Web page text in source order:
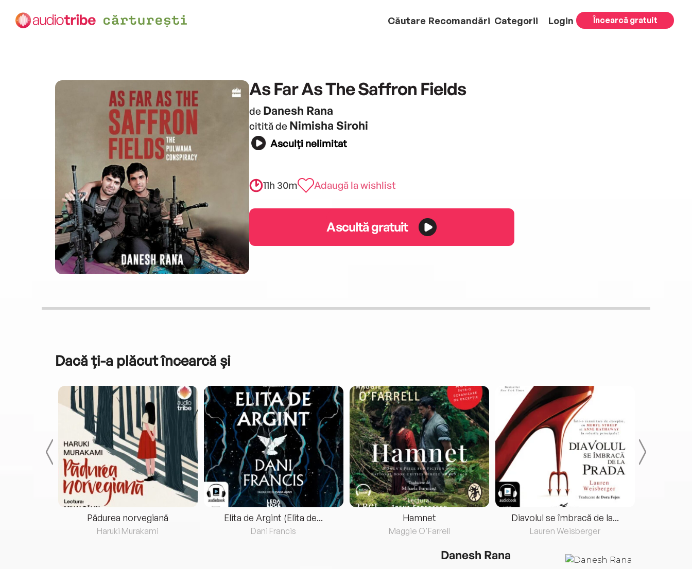
Căutare Recomandări Categorii Login Încearcă gratuit
As Far As The Saffron Fields
de Danesh Rana
citită de Nimisha Sirohi
Asculți nelimitat
11h 30m Adaugă la wishlist
Ascultă gratuit
Dacă ți-a plăcut încearcă și
Pădurea norvegiană
Haruki Murakami
Elita de Argint (Elita de...
Dani Francis
Hamnet
Maggie O'Farrell
Diavolul se îmbracă de la...
Lauren Weisberger
Danesh Rana